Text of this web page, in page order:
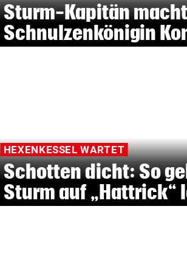
Sturm-Kapitän
Schnulzenkönigin
HEXENKESSEL WARTET
Schotten dicht: So
Sturm auf „Hattrick“